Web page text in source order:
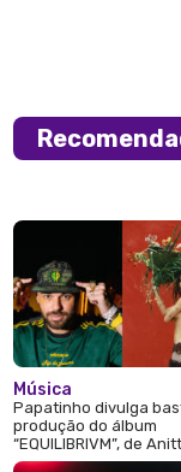
Música
Papatinho divulga
produção do álbum
“EQUILIBRIVM”, de